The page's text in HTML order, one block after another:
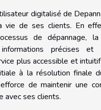
digitalisé de
vie de ses clients. En
de dépannage, la
précises et
plus accessible et
à la résolution finale
de maintenir une
avec ses clients.